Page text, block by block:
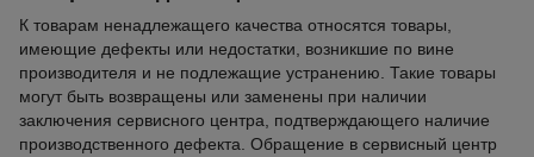
К товарам ненадлежащего качества относятся товары,
имеющие дефекты или недостатки, возникшие по вине
производителя и не подлежащие устранению. Такие товары
могут быть возвращены или заменены при наличии
заключения сервисного центра, подтверждающего наличие
производственного дефекта. Обращение в сервисный центр